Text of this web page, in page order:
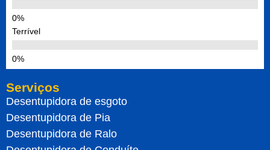
Terrível
Serviços
Desentupidora de esgoto
Desentupidora de Pia
Desentupidora de Ralo